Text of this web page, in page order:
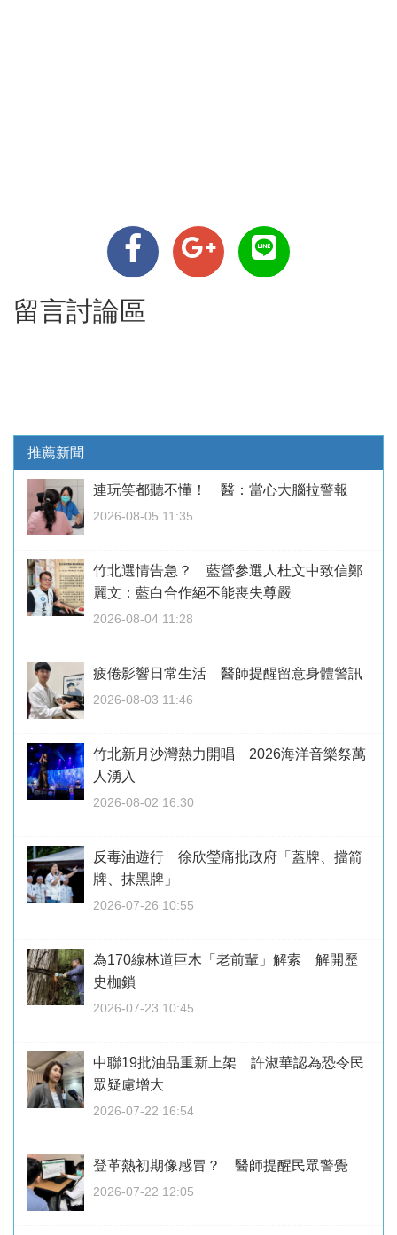
留言討論區
推薦新聞
連玩笑都聽不懂！ 醫：當心大腦拉警報
2026-08-05 11:35
竹北選情告急？ 藍營參選人杜文中致信鄭
麗文：藍白合作絕不能喪失尊嚴
2026-08-04 11:28
疲倦影響日常生活 醫師提醒留意身體警訊
2026-08-03 11:46
竹北新月沙灣熱力開唱 2026海洋音樂祭萬
人湧入
2026-08-02 16:30
反毒油遊行 徐欣瑩痛批政府「蓋牌、擋箭
牌、抹黑牌」
2026-07-26 10:55
為170線林道巨木「老前輩」解索 解開歷
史枷鎖
2026-07-23 10:45
中聯19批油品重新上架 許淑華認為恐令民
眾疑慮增大
2026-07-22 16:54
登革熱初期像感冒？ 醫師提醒民眾警覺
2026-07-22 12:05